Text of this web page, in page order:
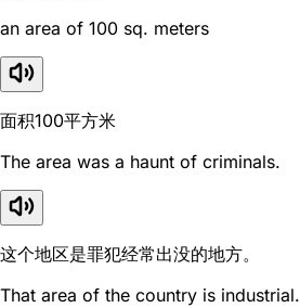
an area of 100 sq. meters
面积100平方米
The area was a haunt of criminals.
这个地区是罪犯经常出没的地方。
That area of the country is industrial.